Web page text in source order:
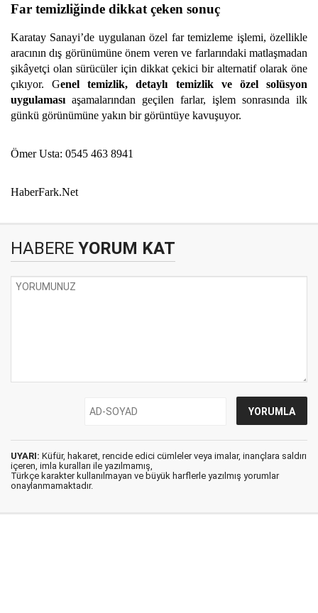
Far temizliğinde dikkat çeken sonuç
Karatay Sanayi’de uygulanan özel far temizleme işlemi, özellikle
aracının dış görünümüne önem veren ve farlarındaki matlaşmadan
şikâyetçi olan sürücüler için dikkat çekici bir alternatif olarak öne
çıkıyor. Genel temizlik, detaylı temizlik ve özel solüsyon
uygulaması aşamalarından geçilen farlar, işlem sonrasında ilk
günkü görünümüne yakın bir görüntüye kavuşuyor.
Ömer Usta: 0545 463 8941
HaberFark.Net
HABERE YORUM KAT
UYARI: Küfür, hakaret, rencide edici cümleler veya imalar, inançlara saldırı
içeren, imla kuralları ile yazılmamış,
Türkçe karakter kullanılmayan ve büyük harflerle yazılmış yorumlar
onaylanmamaktadır.